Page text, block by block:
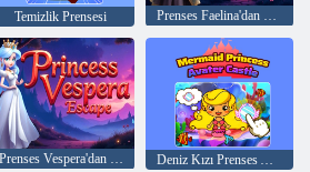
Temizlik Prensesi Prenses Faelina'dan Kaçış
Deniz Kızı Prenses Avater Kalesi